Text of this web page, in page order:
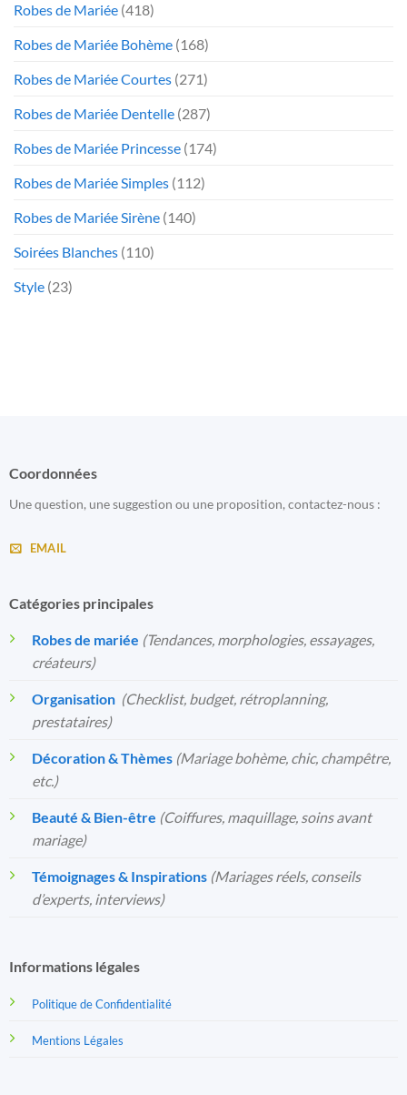
Robes de Mariée (418)
Robes de Mariée Bohème (168)
Robes de Mariée Courtes (271)
Robes de Mariée Dentelle (287)
Robes de Mariée Princesse (174)
Robes de Mariée Simples (112)
Robes de Mariée Sirène (140)
Soirées Blanches (110)
Style (23)
Coordonnées
Une question, une suggestion ou une proposition, contactez-nous :
EMAIL
Catégories principales
Robes de mariée (Tendances, morphologies, essayages,
créateurs)
Organisation️ (Checklist, budget, rétroplanning,
prestataires)
Décoration & Thèmes (Mariage bohème, chic, champêtre,
etc.)
Beauté & Bien-être (Coiffures, maquillage, soins avant
mariage)
Témoignages & Inspirations (Mariages réels, conseils
d’experts, interviews)
Informations légales
Politique de Confidentialité
Mentions Légales